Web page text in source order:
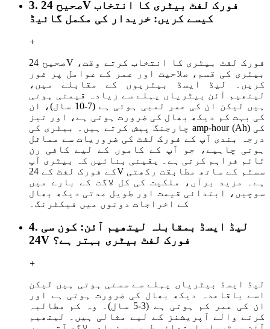
3. صحیح 24V فورک لفٹ بیٹری کا انتخاب
کیسے کریں: خریدار کی مکمل گائیڈ
+
صحیح 24V فورک لفٹ بیٹری کا انتخاب کرتے وقت،
بیٹری کی قسم، صلاحیت اور عمر کے عوامل پر غور
کریں۔ لیڈ ایسڈ بیٹریوں کے مقابلے میں،
لیتھیم آئن بیٹریاں پہلے سے زیادہ قیمتی ہوتی
ہیں لیکن ان کی عمر لمبی ہوتی ہے (7-10 سال)، ان
کی بہت کم دیکھ بھال کی ضرورت ہوتی ہے، اور تیز
چارجنگ پیش کرتے ہیں۔ بیٹری کی amp-hour (Ah) کی
درجہ بندی آپ کے فورک لفٹ کی ضروریات سے مماثل
ہونی چاہیے، جو آپ کے کاموں کے لیے کافی رن
ٹائم فراہم کرتی ہے۔ یقینی بنائیں کہ بیٹری آپ
کے فورک لفٹ کے 24V سسٹم کے ساتھ مطابقت رکھتی
ہے۔ مزید برآں، ملکیت کی کل لاگت کے بارے میں
سوچیں، ابتدائی قیمت اور طویل مدتی دیکھ بھال
کے اخراجات دونوں میں فیکٹرنگ۔
4. لیڈ ایسڈ بمقابلہ لیتھیم آئن: کون سی
24V فورک لفٹ بیٹری بہتر ہے؟
+
لیڈ ایسڈ بیٹریاں پہلے سے سستی ہوتی ہیں لیکن
اسے باقاعدہ دیکھ بھال کی ضرورت ہوتی ہے اور
ان کی عمر کم ہوتی ہے (3-5 سال)۔ وہ کم مطالبہ
کرنے والے آپریشنز کے لیے مثالی ہیں۔ لیتھیم